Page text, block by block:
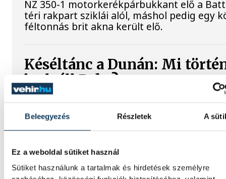
Beleegyezés Részletek A
Ez a weboldal sütiket használ
Sütiket használunk a tartalmak és hirdetések személyre
NZ 350-1 motorkerékpárbukkant elő a
téri rakpart sziklái alól, máshol pedig egy
féltonnás brit akna került elő.
Késéltánc a Dunán: Mi
ha leáll Paks?
Mártha Imre, az MVM Zrt. egykori
vezérigazgatója ATV-n Rónai Egonnak
interjújában vázolta fel a Paksi
szakember, aki korábban éveken át felelt a
működéséért, arra figyelmeztet: az erőmű